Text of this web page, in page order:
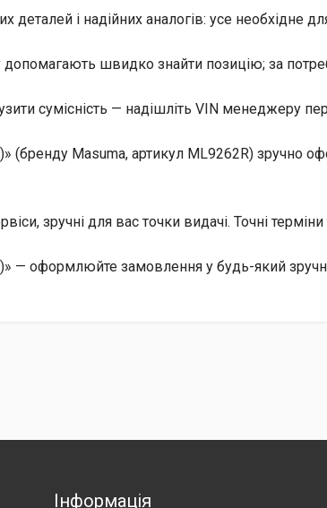
деталей і надійних аналогів: усе необхідне
швидко знайти позицію; за
сумісність — надішліть VIN менеджеру
(бренду Masuma, артикул ML9262R)
зручні для вас точки видачі. Точні
— оформлюйте замовлення у будь-який
Інформація